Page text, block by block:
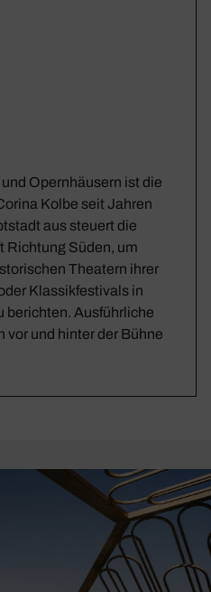
Opernhäusern ist die
Kolbe seit Jahren
aus steuert die
Richtung Süden, um
Theatern ihrer
Klassikfestivals in
berichten. Ausführliche
vor und hinter der Bühne